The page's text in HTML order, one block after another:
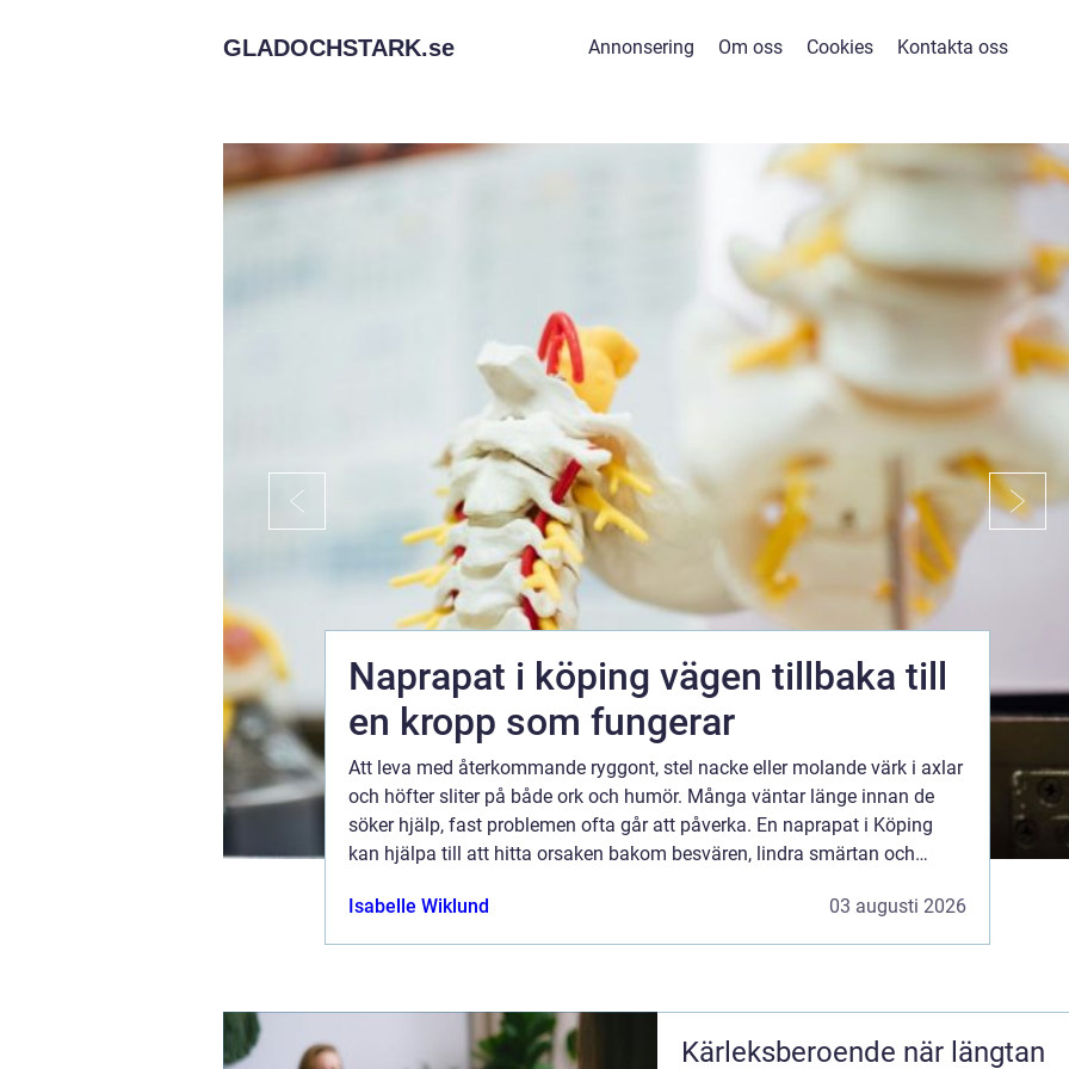
GLADOCHSTARK.se Annonsering Om oss Cookies Kontakta oss
Naprapat i köping vägen tillbaka till
en kropp som fungerar
Att leva med återkommande ryggont, stel nacke eller molande värk i axlar
och höfter sliter på både ork och humör. Många väntar länge innan de
söker hjälp, fast problemen ofta går att påverka. En naprapat i Köping
kan hjälpa till att hitta orsaken bakom besvären, lindra smärtan och
Isabelle Wiklund
03 augusti 2026
Kärleksberoende när längtan